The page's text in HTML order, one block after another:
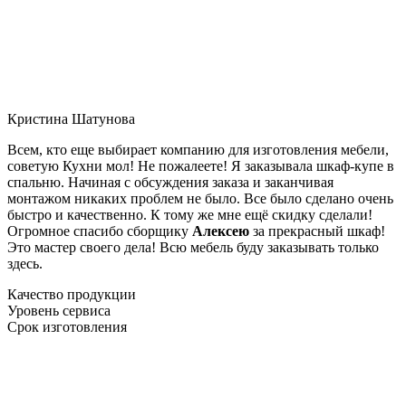
Кристина Шатунова
Всем, кто еще выбирает компанию для изготовления мебели,
советую Кухни мол! Не пожалеете! Я заказывала шкаф-купе в
спальню. Начиная с обсуждения заказа и заканчивая
монтажом никаких проблем не было. Все было сделано очень
быстро и качественно. К тому же мне ещё скидку сделали!
Огромное спасибо сборщику Алексею за прекрасный шкаф!
Это мастер своего дела! Всю мебель буду заказывать только
здесь.
Качество продукции
Уровень сервиса
Срок изготовления